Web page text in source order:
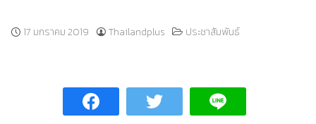
17 มกราคม 2019 Thailandplus ประชาสัมพันธ์